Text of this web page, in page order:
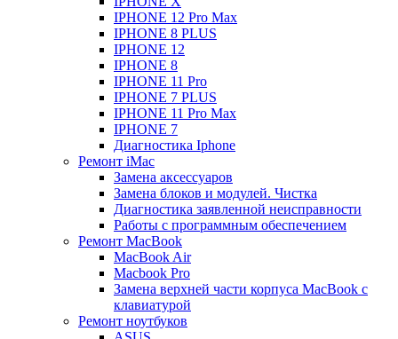
IPHONE 12 Pro Max
IPHONE 8 PLUS
IPHONE 12
IPHONE 8
IPHONE 11 Pro
IPHONE 7 PLUS
IPHONE 11 Pro Max
IPHONE 7
Диагностика Iphone
Ремонт iMac
Замена аксессуаров
Замена блоков и модулей. Чистка
Диагностика заявленной неисправности
Работы с программным обеспечением
Ремонт MacBook
MacBook Air
Macbook Pro
Замена верхней части корпуса MacBook с
клавиатурой
Ремонт ноутбуков